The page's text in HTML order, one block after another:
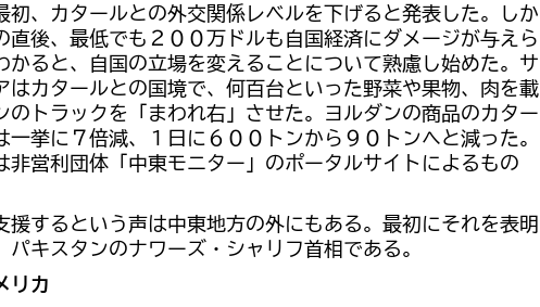
初、カタールとの外交関係レベルを下げると発表した。しか
直後、最低でも２００万ドルも自国経済にダメージが与えら
かると、自国の立場を変えることについて熟慮し始めた。サ
はカタールとの国境で、何百台といった野菜や果物、肉を載
のトラックを「まわれ右」させた。ヨルダンの商品のカター
一挙に７倍減、１日に６００トンから９０トンへと減った。
非営利団体「中東モニター」のポータルサイトによるもの
援するという声は中東地方の外にもある。最初にそれを表明
パキスタンのナワーズ・シャリフ首相である。
リカ